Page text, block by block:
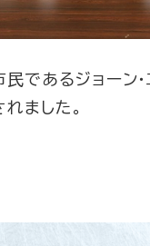
であるジョーン
ました。